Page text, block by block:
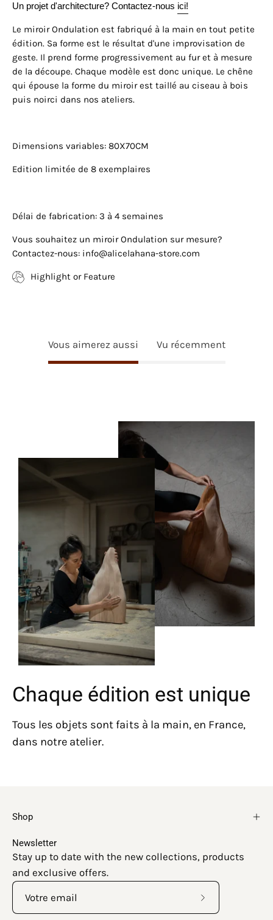
Un projet d'architecture? Contactez-nous ici!
Le miroir Ondulation est fabriqué à la main en tout petite
édition. Sa forme est le résultat d'une improvisation de
geste. Il prend forme progressivement au fur et à mesure
de la découpe. Chaque modèle est donc unique. Le chêne
qui épouse la forme du miroir est taillé au ciseau à bois
puis noirci dans nos ateliers.
Dimensions variables: 80X70CM
Edition limitée de 8 exemplaires
Délai de fabrication: 3 à 4 semaines
Vous souhaitez un miroir Ondulation sur mesure?
Contactez-nous: info@alicelahana-store.com
Highlight or Feature
Vous aimerez aussi Vu récemment
Chaque édition est unique
Tous les objets sont faits à la main, en France,
dans notre atelier.
Shop
Newsletter
Stay up to date with the new collections, products
and exclusive offers.
Abonnez-